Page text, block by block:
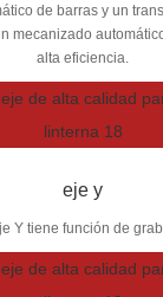
de barras y un
mecanizado
alta eficiencia.
eje y
Y tiene función de